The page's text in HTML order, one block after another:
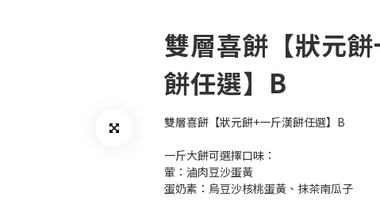
雙層喜餅【狀元
餅任選】B
雙層喜餅【狀元餅+一斤漢餅任選】B
一斤大餅可選擇口味：
葷：滷肉豆沙蛋黃
蛋奶素：烏豆沙核桃蛋黃、抹茶南瓜子